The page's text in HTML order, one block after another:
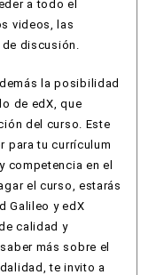
a todo el
videos, las
discusión.
la posibilidad
de edX, que
del curso. Este
para tu currículum
competencia en el
el curso, estarás
Galileo y edX
calidad y
más sobre el
te invito a